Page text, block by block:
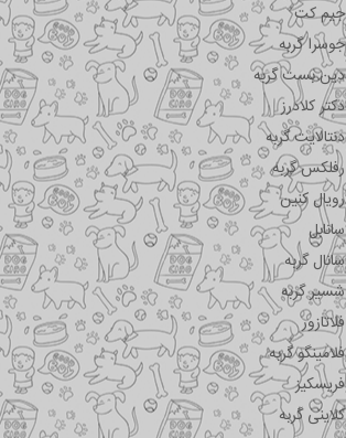
جیم کت
جوسرا گربه
دین بست گربه
دکتر کلادرز
دنتالایت گربه
رفلکس گربه
رویال کنین
سانابل
سانال گربه
شسیر گربه
فلاتازور
فلامینگو گربه
فریسکیز
کلاینی گربه